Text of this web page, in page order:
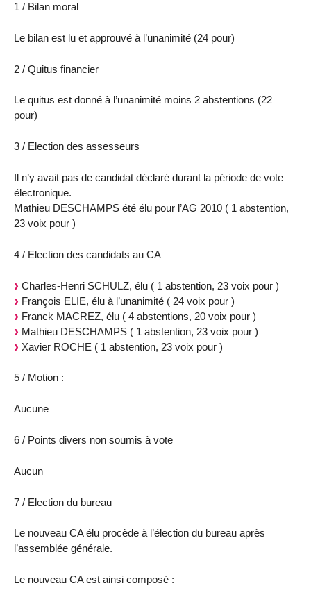
1 / Bilan moral
Le bilan est lu et approuvé à l’unanimité (24 pour)
2 / Quitus financier
Le quitus est donné à l’unanimité moins 2 abstentions (22
pour)
3 / Election des assesseurs
Il n’y avait pas de candidat déclaré durant la période de vote
électronique.
Mathieu DESCHAMPS été élu pour l’AG 2010 ( 1 abstention,
23 voix pour )
4 / Election des candidats au CA
Charles-Henri SCHULZ, élu ( 1 abstention, 23 voix pour )
François ELIE, élu à l’unanimité ( 24 voix pour )
Franck MACREZ, élu ( 4 abstentions, 20 voix pour )
Mathieu DESCHAMPS ( 1 abstention, 23 voix pour )
Xavier ROCHE ( 1 abstention, 23 voix pour )
5 / Motion :
Aucune
6 / Points divers non soumis à vote
Aucun
7 / Election du bureau
Le nouveau CA élu procède à l’élection du bureau après
l’assemblée générale.
Le nouveau CA est ainsi composé :